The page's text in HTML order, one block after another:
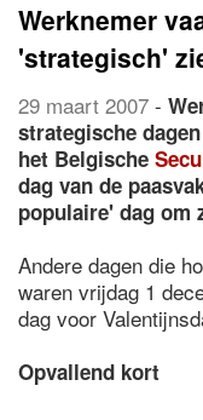
Werknemer
'strategisch'
29 maart 2007 -
strategische
het Belgische
dag van de
populaire' dag om
Andere dagen die
waren vrijdag 1
dag voor
Opvallend kort